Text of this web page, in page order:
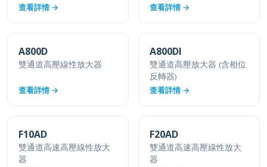
查看詳情 →
查看詳情 →
A800D
雙通道高壓線性放大器
查看詳情 →
A800DI
雙通道高壓放大器 (含相位
反轉器)
查看詳情 →
F10AD
雙通道高速高壓線性放大
器
F20AD
雙通道高速高壓線性放大
器